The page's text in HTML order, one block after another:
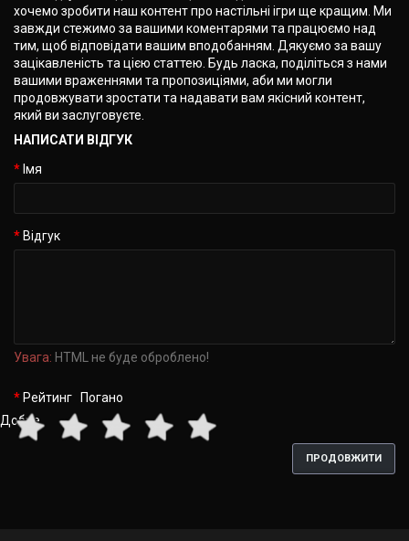
хочемо зробити наш контент про настільні ігри ще кращим. Ми
завжди стежимо за вашими коментарями та працюємо над
тим, щоб відповідати вашим вподобанням. Дякуємо за вашу
зацікавленість та цією статтею. Будь ласка, поділіться з нами
вашими враженнями та пропозиціями, аби ми могли
продовжувати зростати та надавати вам якісний контент,
який ви заслуговуєте.
НАПИСАТИ ВІДГУК
Імя
Відгук
Увага: HTML не буде оброблено!
Рейтинг
Погано
Добре
ПРОДОВЖИТИ